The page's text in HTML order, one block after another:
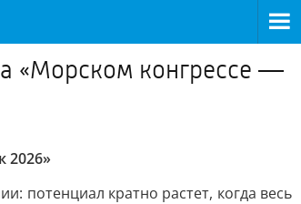
«Морском конгрессе —
2026»
потенциал кратно растет, когда весь